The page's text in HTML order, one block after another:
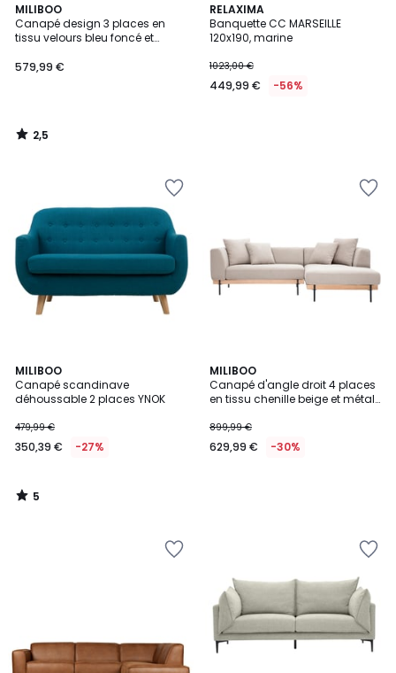
MILIBOO
Canapé design 3 places en
tissu velours bleu foncé et
579,99 €
2,5
/ 5
2,5
/
RELAXIMA
Banquette CC MARSEILLE
120x190, marine
1023,00 €
449,99 € -56%
MILIBOO
Canapé scandinave
déhoussable 2 places YNOK
479,99 €
350,39 € -27%
5
/
5
5
/
MILIBOO
Canapé d'angle droit 4 places
en tissu chenille beige et métal
899,99 €
629,99 € -30%